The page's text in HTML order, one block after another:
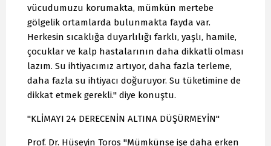
vücudumuzu korumakta, mümkün mertebe
gölgelik ortamlarda bulunmakta fayda var.
Herkesin sıcaklığa duyarlılığı farklı, yaşlı, hamile,
çocuklar ve kalp hastalarının daha dikkatli olması
lazım. Su ihtiyacımız artıyor, daha fazla terleme,
daha fazla su ihtiyacı doğuruyor. Su tüketimine de
dikkat etmek gerekli." diye konuştu.
"KLİMAYI 24 DERECENİN ALTINA DÜŞÜRMEYİN"
Prof. Dr. Hüseyin Toros "Mümkünse işe daha erken